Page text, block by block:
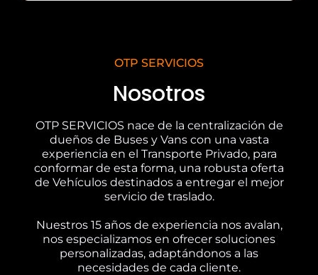
OTP SERVICIOS
Nosotros
OTP SERVICIOS nace de la centralización de
dueños de Buses y Vans con una vasta
experiencia en el Transporte Privado, para
conformar de esta forma, una robusta oferta
de Vehículos destinados a entregar el mejor
servicio de traslado.
Nuestros 15 años de experiencia nos avalan,
nos especializamos en ofrecer soluciones
personalizadas, adaptándonos a las
necesidades de cada cliente.